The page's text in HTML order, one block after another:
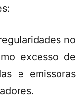
no
excesso de
e emissoras